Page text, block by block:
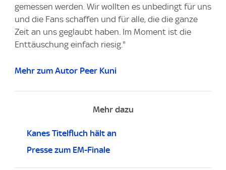
gemessen werden. Wir wollten es unbedingt für uns
und die Fans schaffen und für alle, die die ganze
Zeit an uns geglaubt haben. Im Moment ist die
Enttäuschung einfach riesig."
Mehr zum Autor Peer Kuni
Mehr dazu
Kanes Titelfluch hält an
Presse zum EM-Finale